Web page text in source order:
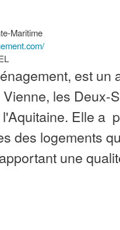
Maritime
est un
les Deux-
Elle a
des logements
une